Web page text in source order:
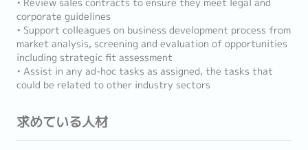
• Review sales contracts to ensure they meet legal and
corporate guidelines
• Support colleagues on business development process from
market analysis, screening and evaluation of opportunities
including strategic fit assessment
• Assist in any ad-hoc tasks as assigned, the tasks that
could be related to other industry sectors
求めている人材